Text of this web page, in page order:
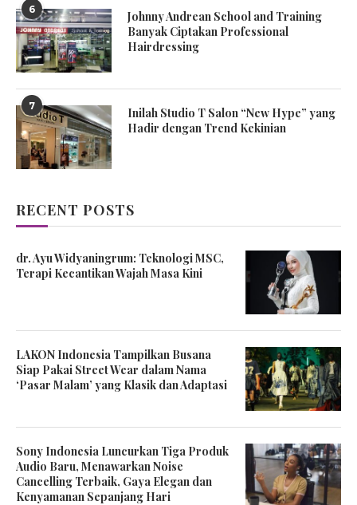
6
Johnny Andrean School and Training
Banyak Ciptakan Professional
Hairdressing
7
Inilah Studio T Salon “New Hype” yang
Hadir dengan Trend Kekinian
RECENT POSTS
dr. Ayu Widyaningrum: Teknologi MSC,
Terapi Kecantikan Wajah Masa Kini
LAKON Indonesia Tampilkan Busana
Siap Pakai Street Wear dalam Nama
‘Pasar Malam’ yang Klasik dan Adaptasi
Sony Indonesia Luncurkan Tiga Produk
Audio Baru, Menawarkan Noise
Cancelling Terbaik, Gaya Elegan dan
Kenyamanan Sepanjang Hari